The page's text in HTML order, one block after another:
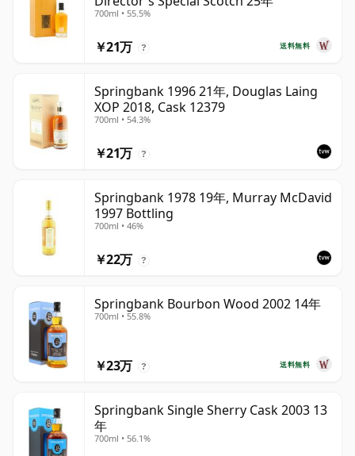
700ml • 55.5%
送料無料
￥21万 ?
Springbank 1996 21年, Douglas Laing
XOP 2018, Cask 12379
700ml • 54.3%
￥21万 ?
Springbank 1978 19年, Murray McDavid
1997 Bottling
700ml • 46%
￥22万 ?
Springbank Bourbon Wood 2002 14年
700ml • 55.8%
送料無料
￥23万 ?
Springbank Single Sherry Cask 2003 13
年
700ml • 56.1%